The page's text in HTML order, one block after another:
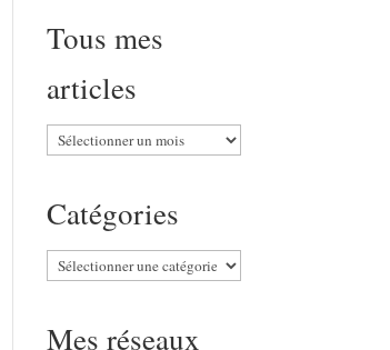
Tous mes
articles
Tous
Catégories
Catégories
Mes réseaux